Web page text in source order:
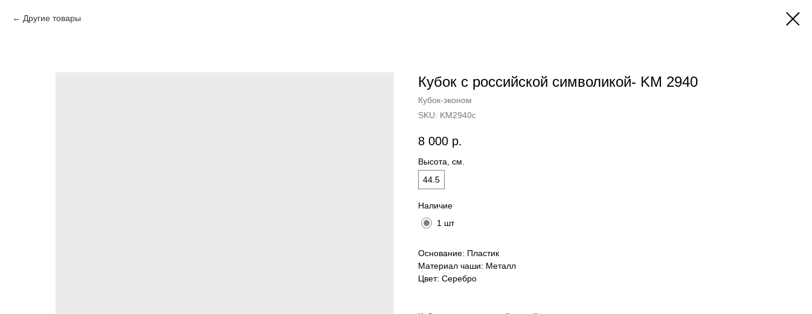
Другие товары
Кубок с российской символикой- KM 2940
Кубок-эконом
SKU: KM2940c
8 000 р.
Высота, см.
44.5
Наличие
1 шт
Основание: Пластик
Материал чаши: Металл
Цвет: Серебро